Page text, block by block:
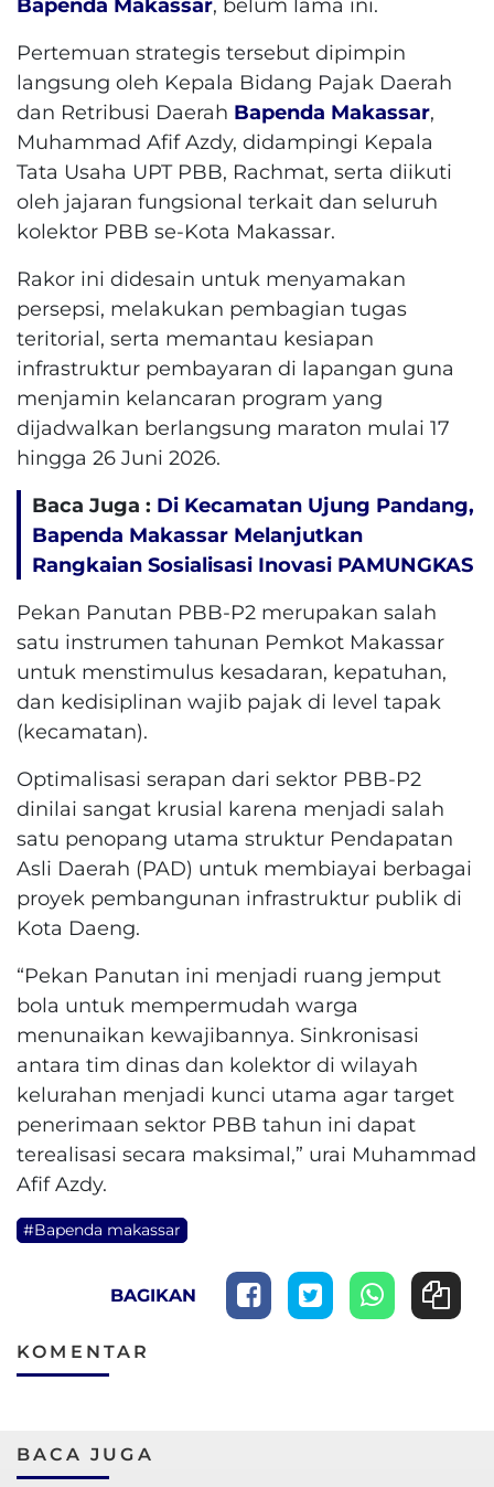
Bapenda Makassar, belum lama ini.
Pertemuan strategis tersebut dipimpin
langsung oleh Kepala Bidang Pajak Daerah
dan Retribusi Daerah Bapenda Makassar,
Muhammad Afif Azdy, didampingi Kepala
Tata Usaha UPT PBB, Rachmat, serta diikuti
oleh jajaran fungsional terkait dan seluruh
kolektor PBB se-Kota Makassar.
Rakor ini didesain untuk menyamakan
persepsi, melakukan pembagian tugas
teritorial, serta memantau kesiapan
infrastruktur pembayaran di lapangan guna
menjamin kelancaran program yang
dijadwalkan berlangsung maraton mulai 17
hingga 26 Juni 2026.
Baca Juga : Di Kecamatan Ujung Pandang,
Bapenda Makassar Melanjutkan
Rangkaian Sosialisasi Inovasi PAMUNGKAS
Pekan Panutan PBB-P2 merupakan salah
satu instrumen tahunan Pemkot Makassar
untuk menstimulus kesadaran, kepatuhan,
dan kedisiplinan wajib pajak di level tapak
(kecamatan).
Optimalisasi serapan dari sektor PBB-P2
dinilai sangat krusial karena menjadi salah
satu penopang utama struktur Pendapatan
Asli Daerah (PAD) untuk membiayai berbagai
proyek pembangunan infrastruktur publik di
Kota Daeng.
“Pekan Panutan ini menjadi ruang jemput
bola untuk mempermudah warga
menunaikan kewajibannya. Sinkronisasi
antara tim dinas dan kolektor di wilayah
kelurahan menjadi kunci utama agar target
penerimaan sektor PBB tahun ini dapat
terealisasi secara maksimal,” urai Muhammad
Afif Azdy.
#Bapenda makassar
BAGIKAN
KOMENTAR
BACA JUGA